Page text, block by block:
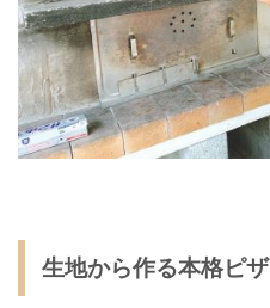
生地から作る本格ピザ